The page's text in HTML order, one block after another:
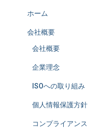
ホーム
会社概要
会社概要
企業理念
ISOへの取り組み
個人情報保護方針
コンプライアンス